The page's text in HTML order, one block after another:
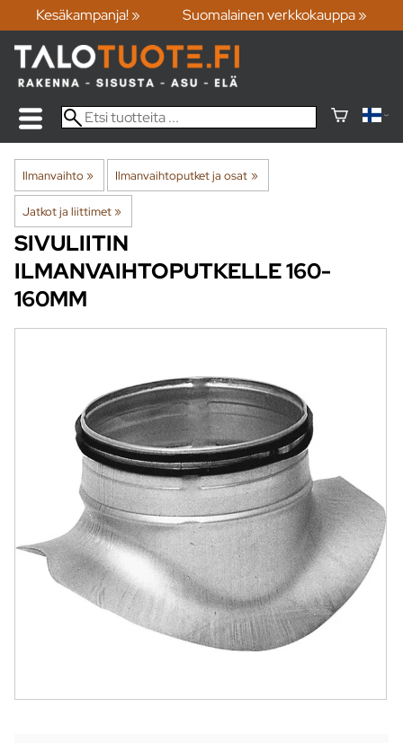
Kesäkampanja! » Suomalainen verkkokauppa »
Ilmanvaihto‪» Ilmanvaihtoputket ja osat ‪»
Jatkot ja liittimet‪»
SIVULIITIN
ILMANVAIHTOPUTKELLE 160-
160MM